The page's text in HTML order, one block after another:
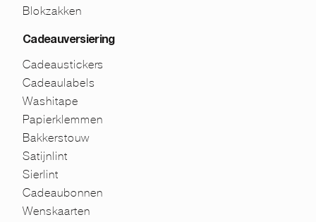
Blokzakken
Cadeauversiering
Cadeaustickers
Cadeaulabels
Washitape
Papierklemmen
Bakkerstouw
Satijnlint
Sierlint
Cadeaubonnen
Wenskaarten